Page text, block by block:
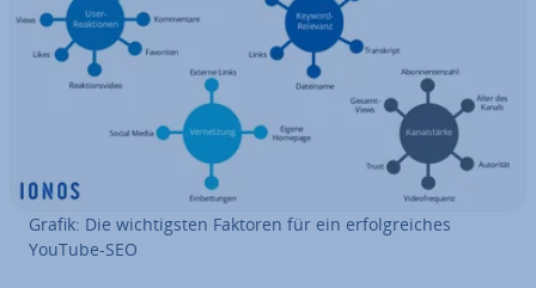
Grafik: Die wich­tigs­ten Faktoren für ein er­folg­rei­ches
YouTube-SEO